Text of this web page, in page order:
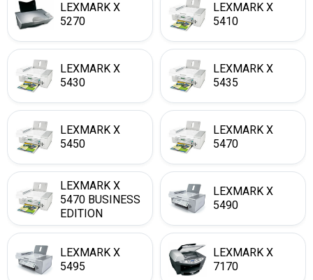
LEXMARK X
5270
LEXMARK X
5410
LEXMARK X
5430
LEXMARK X
5435
LEXMARK X
5450
LEXMARK X
5470
LEXMARK X
5470 BUSINESS
EDITION
LEXMARK X
5490
LEXMARK X
5495
LEXMARK X
7170